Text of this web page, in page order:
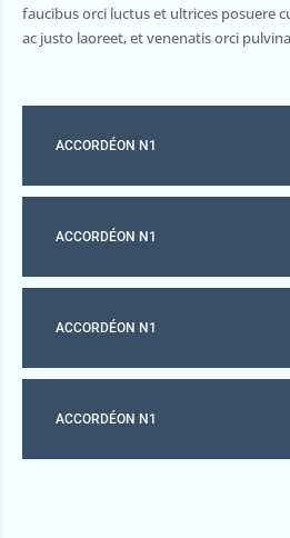
faucibus orci luctus et ultrices posuere
ac justo laoreet, et venenatis orci
ACCORDÉON N1
ACCORDÉON N1
ACCORDÉON N1
ACCORDÉON N1